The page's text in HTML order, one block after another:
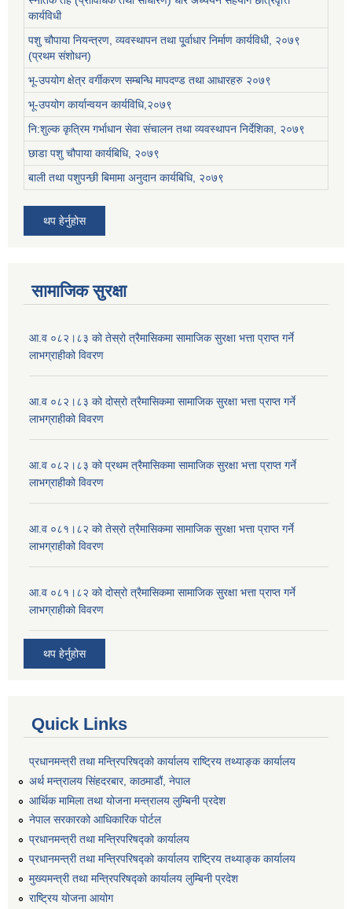
कार्यविधी
पशु चौपाया नियन्त्रण, व्यवस्थापन तथा पू्र्वाधार निर्माण कार्यविधी, २०७९
(प्रथम संशोधन)
भू-उपयोग क्षेत्र वर्गीकरण सम्बन्धि मापदण्ड तथा आधारहरु २०७९
भू-उपयोग कार्यान्वयन कार्यविधि,२०७९
नि:शुल्क कृत्रिम गर्भाधान सेवा संचालन तथा व्यवस्थापन निर्देशिका, २०७९
छाडा पशु चौपाया कार्यबिधि, २०७९
बाली तथा पशुपन्छी बिमामा अनुदान कार्यबिधि, २०७९
थप हेर्नुहोस
सामाजिक सुरक्षा
आ.व ०८२।८३ को तेस्रो त्रैमासिकमा सामाजिक सुरक्षा भत्ता प्राप्त गर्ने
लाभग्राहीको विवरण
आ.व ०८२।८३ को दोस्रो त्रैमासिकमा सामाजिक सुरक्षा भत्ता प्राप्त गर्ने
लाभग्राहीको विवरण
आ.व ०८२।८३ को प्रथम त्रैमासिकमा सामाजिक सुरक्षा भत्ता प्राप्त गर्ने
लाभग्राहीको विवरण
आ.व ०८१।८२ को तेस्रो त्रैमासिकमा सामाजिक सुरक्षा भत्ता प्राप्त गर्ने
लाभग्राहीको विवरण
आ.व ०८१।८२ को दोस्रो त्रैमासिकमा सामाजिक सुरक्षा भत्ता प्राप्त गर्ने
लाभग्राहीको विवरण
थप हेर्नुहोस
Quick Links
प्रधानमन्त्री तथा मन्त्रिपरिषद्को कार्यालय राष्ट्रिय तथ्याङ्क कार्यालय
अर्थ मन्त्रालय सिंहदरबार, काठमाडौं, नेपाल
आर्थिक मामिला तथा योजना मन्त्रालय लुम्बिनी प्रदेश
नेपाल सरकारको आधिकारिक पोर्टल
प्रधानमन्त्री तथा मन्त्रिपरिषद्को कार्यालय
प्रधानमन्त्री तथा मन्त्रिपरिषद्को कार्यालय राष्ट्रिय तथ्याङ्क कार्यालय
मुख्यमन्त्री तथा मन्त्रिपरिषद्को कार्यालय लुम्बिनी प्रदेश
राष्ट्रिय योजना आयोग